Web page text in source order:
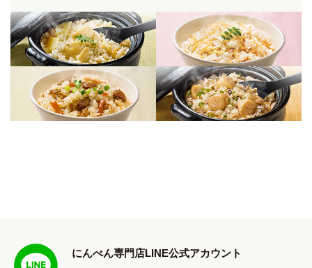
にんべん専門店LINE公式アカウント